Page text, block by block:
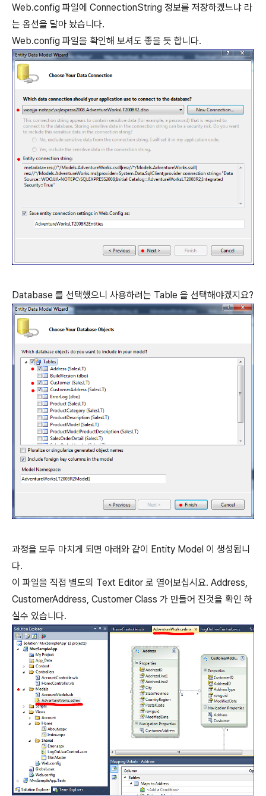
Web.config 파일에 ConnectionString 정보를 저장하겠느냐 라
는 옵션을 달아 놨습니다.
Web.config 파일을 확인해 보셔도 좋을 듯 합니다.
Database 를 선택했으니 사용하려는 Table 을 선택해야겠지요?
과정을 모두 마치게 되면 아래와 같이 Entity Model 이 생성됩니
다.
이 파일을 직접 별도의 Text Editor 로 열어보십시요. Address,
CustomerAddress, Customer Class 가 만들어 진것을 확인 하
실수 있습니다.